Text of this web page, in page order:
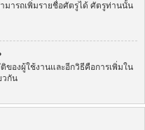
ารถเพิ่มรายชื่อศัตรูได้ ศัตรูท่านนั้น
ของผู้ใช้งานและอีกวิธีคือการเพิ่มใน
วกัน